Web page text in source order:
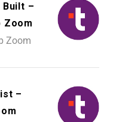
Built –
Zoom
Zoom
–